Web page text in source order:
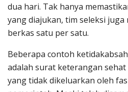
dua hari. Tak hanya
yang diajukan, tim seleksi juga
berkas satu per satu.
Beberapa contoh
adalah surat keterangan
yang tidak dikeluarkan oleh